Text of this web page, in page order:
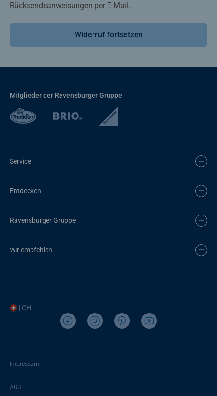
Rücksendeanweisungen per E-Mail.
Widerruf fortsetzen
Mitglieder der Ravensburger Gruppe
Service
Entdecken
Ravensburger Gruppe
Wir empfehlen
| CH
Impressum
AGB